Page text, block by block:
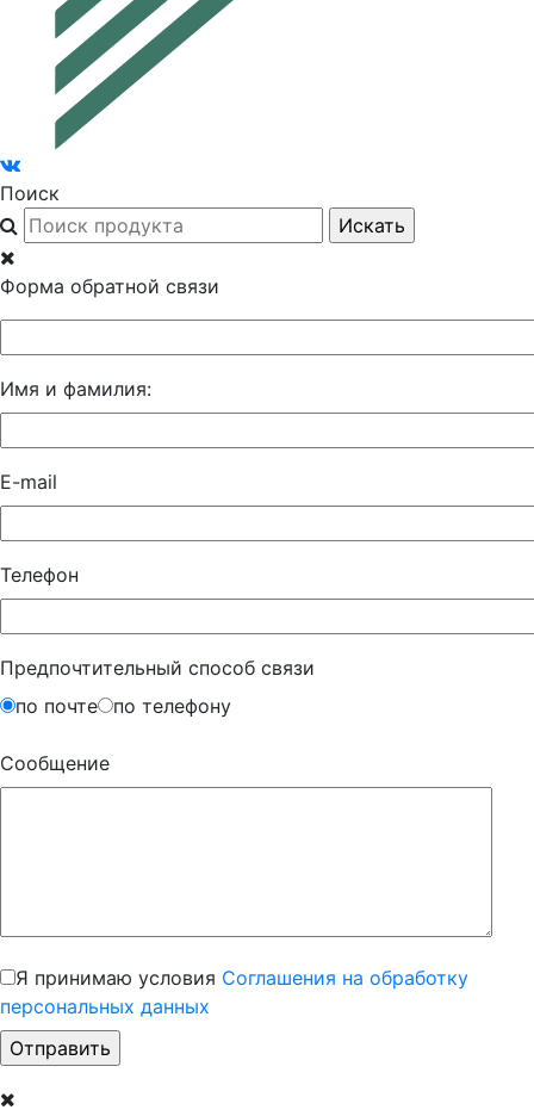
Поиск
Форма обратной связи
Имя и фамилия:
E-mail
Телефон
Предпочтительный способ связи
по почте
по телефону
Сообщение
Я принимаю условия Соглашения на обработку
персональных данных